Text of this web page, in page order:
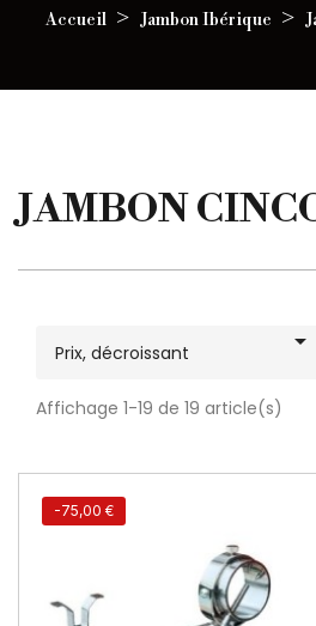
Accueil Jambon Ibérique
JAMBON
Prix, décroissant 
Affichage 1-19 de 19 article(s)
-75,00 €